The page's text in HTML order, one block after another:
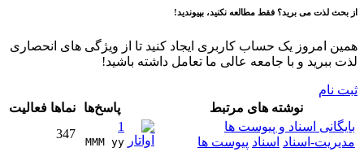
از بحث لذت می برید؟ فقط مطالعه نکنید، بپیوندید!
همین امروز یک حساب کاربری ایجاد کنید تا از ویژگی های انحصاری
لذت ببرید و با جامعه عالی ما تعامل داشته باشید!
ثبت نام
نوشته های مرتبط
پاسخ‌ها نماها فعالیت
بایگانی اسناد و پیوست ها
مدیریت-اسناد اسناد پیوست ها
1
MMM yy
347